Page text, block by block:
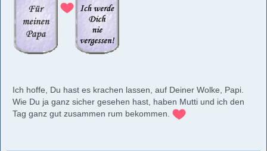
Ich hoffe, Du hast es krachen lassen, auf Deiner Wolke, Papi.
Wie Du ja ganz sicher gesehen hast, haben Mutti und ich den
Tag ganz gut zusammen rum bekommen.